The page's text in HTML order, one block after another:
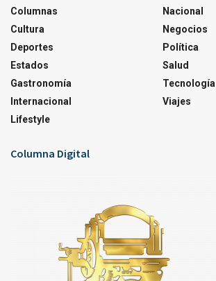
Columnas
Cultura
Deportes
Estados
Gastronomía
Internacional
Lifestyle
Nacional
Negocios
Política
Salud
Tecnología
Viajes
Columna Digital